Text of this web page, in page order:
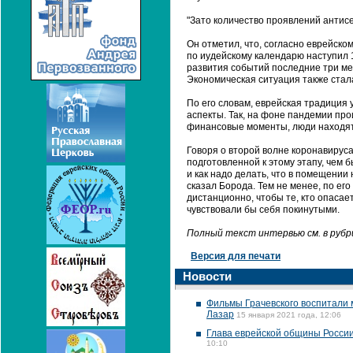
"Зато количество проявлений
Он отметил, что, согласно
по иудейскому календарю наступил
развития событий последние три
Экономическая ситуация также
По его словам, еврейская традиция
аспекты. Так, на фоне пандемии
финансовые моменты, люди находят
Говоря о второй волне
подготовленной к этому этапу,
и как надо делать, что в помещении
сказал Борода. Тем не менее, по
дистанционно, чтобы те, кто
чувствовали бы себя покинутыми.
Полный текст интервью см. в
Версия для печати
Новости
Фильмы Грачевского
Лазар 15 января 2021 года, 12:06
Глава еврейской общины
10:10